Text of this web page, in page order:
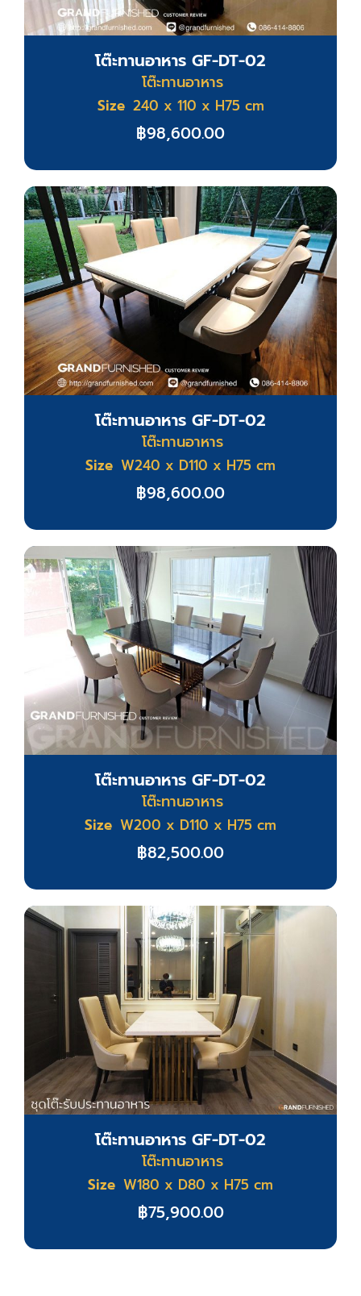
โต๊ะทานอาหาร GF-DT-02
โต๊ะทานอาหาร
Size 240 x 110 x H75 cm
฿98,600.00
โต๊ะทานอาหาร GF-DT-02
โต๊ะทานอาหาร
Size W240 x D110 x H75 cm
฿98,600.00
โต๊ะทานอาหาร GF-DT-02
โต๊ะทานอาหาร
Size W200 x D110 x H75 cm
฿82,500.00
โต๊ะทานอาหาร GF-DT-02
โต๊ะทานอาหาร
Size W180 x D80 x H75 cm
฿75,900.00